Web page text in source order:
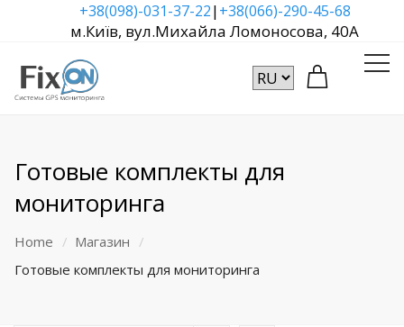
+38(098)-031-37-22|+38(066)-290-45-68
м.Київ, вул.Михайла Ломоносова, 40А
Готовые комплекты для
мониторинга
Home
Магазин
Готовые комплекты для мониторинга